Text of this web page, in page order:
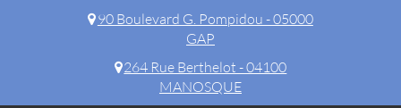
90 Boulevard G. Pompidou - 05000
GAP
264 Rue Berthelot - 04100
MANOSQUE